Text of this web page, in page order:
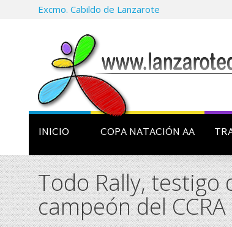
Excmo. Cabildo de Lanzarote
INICIO COPA NATACIÓN AA
Todo Rally, testigo
campeón del CCRA